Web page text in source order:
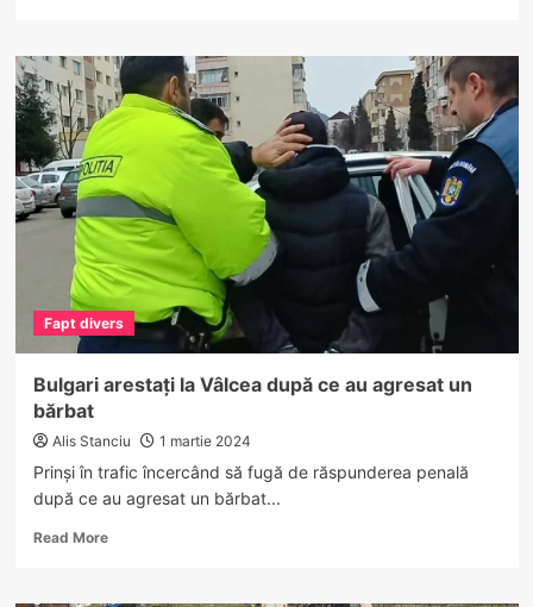
VÂLCEA.
Dosare
penale
pentru
piscicol.
Sute
de
kilograme
de
pește,
plase
și
au
confiscate…
Fapt divers
Bulgari arestați la Vâlcea după ce au agresat un
bărbat
Alis Stanciu 1 martie 2024
Prinși în trafic încercând să fugă de răspunderea penală
după ce au agresat un bărbat...
Read MoreRead
Bulgari